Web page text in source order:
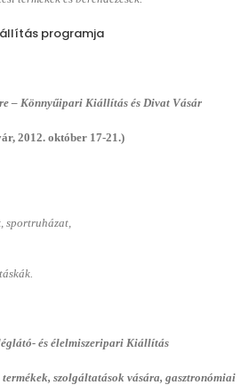
programja
– Könnyűipari Kiállítás és Divat Vásár
2012. október 17-21.)
sportruházat,
és élelmiszeripari Kiállítás
szolgáltatások vására, gasztronómiai